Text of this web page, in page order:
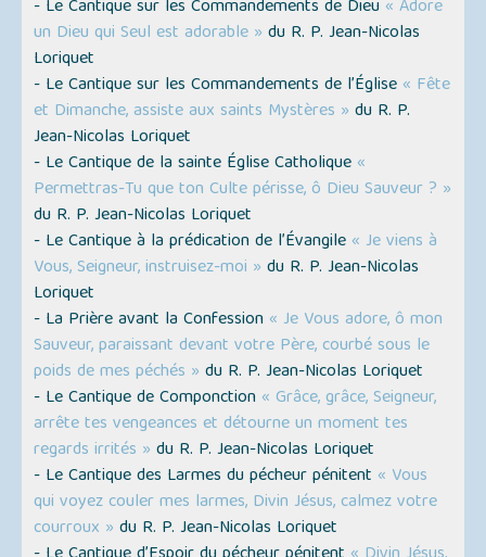
- Le Cantique sur les Commandements de Dieu « Adore
un Dieu qui Seul est adorable » du R. P. Jean-Nicolas
Loriquet
- Le Cantique sur les Commandements de l’Église « Fête
et Dimanche, assiste aux saints Mystères » du R. P.
Jean-Nicolas Loriquet
- Le Cantique de la sainte Église Catholique «
Permettras-Tu que ton Culte périsse, ô Dieu Sauveur ? »
du R. P. Jean-Nicolas Loriquet
- Le Cantique à la prédication de l’Évangile « Je viens à
Vous, Seigneur, instruisez-moi » du R. P. Jean-Nicolas
Loriquet
- La Prière avant la Confession « Je Vous adore, ô mon
Sauveur, paraissant devant votre Père, courbé sous le
poids de mes péchés » du R. P. Jean-Nicolas Loriquet
- Le Cantique de Componction « Grâce, grâce, Seigneur,
arrête tes vengeances et détourne un moment tes
regards irrités » du R. P. Jean-Nicolas Loriquet
- Le Cantique des Larmes du pécheur pénitent « Vous
qui voyez couler mes larmes, Divin Jésus, calmez votre
courroux » du R. P. Jean-Nicolas Loriquet